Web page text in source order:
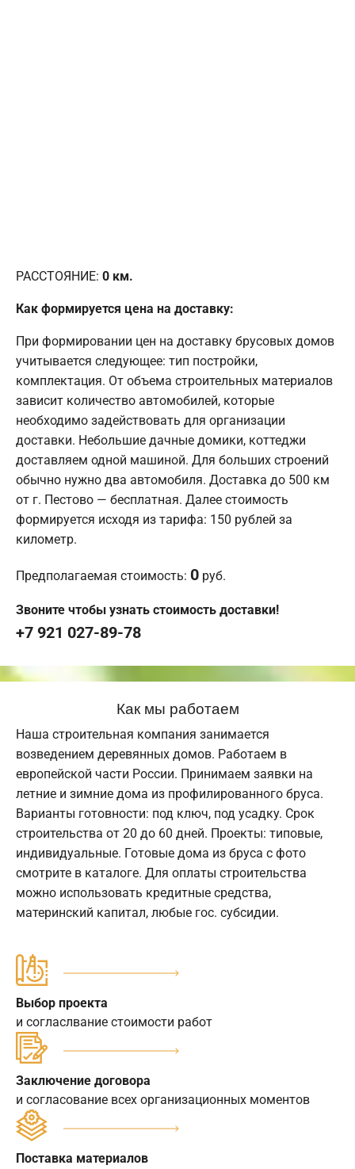
РАССТОЯНИЕ: 0 км.
Как формируется цена на доставку:
При формировании цен на доставку брусовых домов
учитывается следующее: тип постройки,
комплектация. От объема строительных материалов
зависит количество автомобилей, которые
необходимо задействовать для организации
доставки. Небольшие дачные домики, коттеджи
доставляем одной машиной. Для больших строений
обычно нужно два автомобиля. Доставка до 500 км
от г. Пестово — бесплатная. Далее стоимость
формируется исходя из тарифа: 150 рублей за
километр.
Предполагаемая стоимость: 0 руб.
Звоните чтобы узнать стоимость доставки!
+7 921 027-89-78
Как мы работаем
Наша строительная компания занимается
возведением деревянных домов. Работаем в
европейской части России. Принимаем заявки на
летние и зимние дома из профилированного бруса.
Варианты готовности: под ключ, под усадку. Срок
строительства от 20 до 60 дней. Проекты: типовые,
индивидуальные. Готовые дома из бруса с фото
смотрите в каталоге. Для оплаты строительства
можно использовать кредитные средства,
материнский капитал, любые гос. субсидии.
Выбор проекта
и согласлвание стоимости работ
Заключение договора
и согласование всех организационных моментов
Поставка материалов